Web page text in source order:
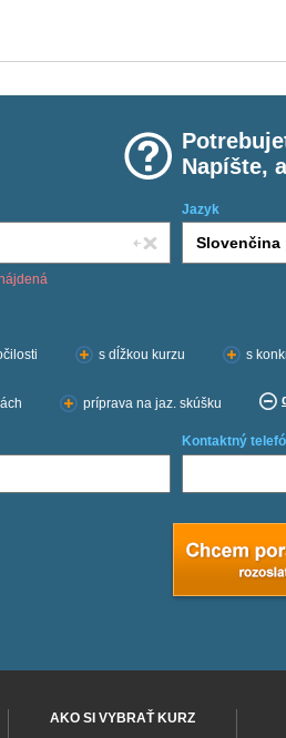
Napíšte,
Jazyk
s dĺžkou kurzu s
príprava na jaz. skúšku
Kontaktný
AKO SI VYBRAŤ KURZ